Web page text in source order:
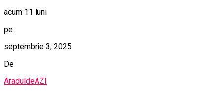
acum 11 luni
pe
septembrie 3, 2025
De
AraduldeAZI